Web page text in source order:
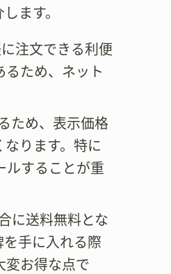
ます。
注文できる利便
ため、ネット
ため、表示価格
ります。特に
ルすることが重
に送料無料とな
手に入れる際
変お得な点で